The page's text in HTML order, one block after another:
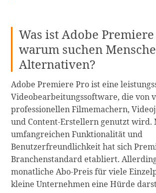
Was ist Adobe
warum suchen
Alternativen?
Adobe Premiere Pro ist eine
Videobearbeitungssoftware, die von
professionellen Filmemachern,
und Content-Erstellern genutzt
umfangreichen Funktionalität und
Benutzerfreundlichkeit hat sich
Branchenstandard etabliert.
monatliche Abo-Preis für viele
kleine Unternehmen eine Hürde